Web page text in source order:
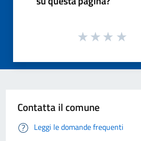
Contatta il comune
Leggi le domande frequenti